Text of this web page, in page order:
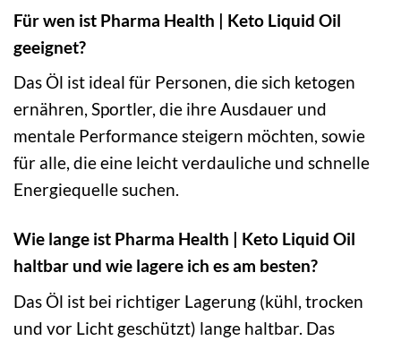
Für wen ist Pharma Health | Keto Liquid Oil
geeignet?
Das Öl ist ideal für Personen, die sich ketogen
ernähren, Sportler, die ihre Ausdauer und
mentale Performance steigern möchten, sowie
für alle, die eine leicht verdauliche und schnelle
Energiequelle suchen.
Wie lange ist Pharma Health | Keto Liquid Oil
haltbar und wie lagere ich es am besten?
Das Öl ist bei richtiger Lagerung (kühl, trocken
und vor Licht geschützt) lange haltbar. Das